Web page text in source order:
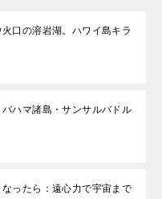
口の溶岩湖。ハワイ島キラ
ハマ諸島・サンサルバドル
ったら：遠心力で宇宙まで